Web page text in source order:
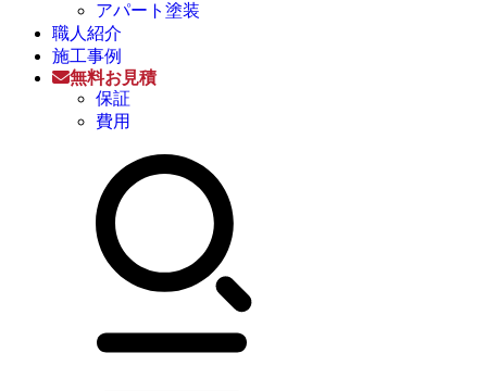
アパート塗装
職人紹介
施工事例
無料お見積
保証
費用